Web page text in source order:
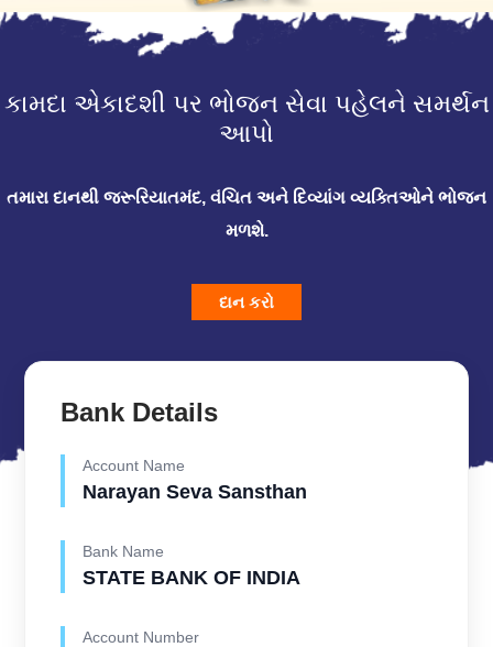
કામદા એકાદશી પર ભોજન સેવા પહેલને સમર્થન
આપો
તમારા દાનથી જરૂરિયાતમંદ, વંચિત અને દિવ્યાંગ વ્યક્તિઓને ભોજન
મળશે.
દાન કરો
Bank Details
Account Name
Narayan Seva Sansthan
Bank Name
STATE BANK OF INDIA
Account Number